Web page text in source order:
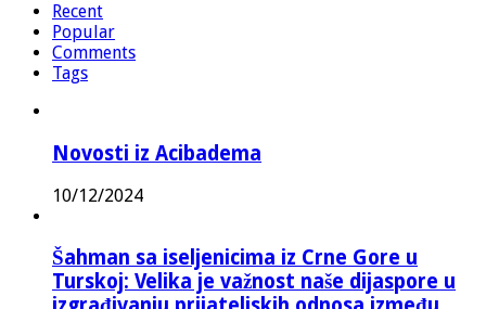
Recent
Popular
Comments
Tags
Novosti iz Acibadema
10/12/2024
Šahman sa iseljenicima iz Crne Gore u
Turskoj: Velika je važnost naše dijaspore u